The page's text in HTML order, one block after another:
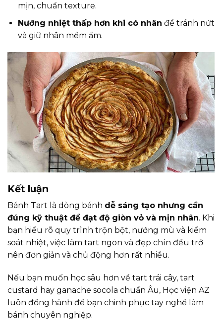
mịn, chuẩn texture.
Nướng nhiệt thấp hơn khi có nhân để tránh nứt
và giữ nhân mềm ẩm.
Kết luận
Bánh Tart là dòng bánh dễ sáng tạo nhưng cần
đúng kỹ thuật để đạt độ giòn vỏ và mịn nhân. Khi
bạn hiểu rõ quy trình trộn bột, nướng mù và kiểm
soát nhiệt, việc làm tart ngon và đẹp chín đều trở
nên đơn giản và chủ động hơn rất nhiều.
Nếu bạn muốn học sâu hơn về tart trái cây, tart
custard hay ganache socola chuẩn Âu, Học viện AZ
luôn đồng hành để bạn chinh phục tay nghề làm
bánh chuyên nghiệp.